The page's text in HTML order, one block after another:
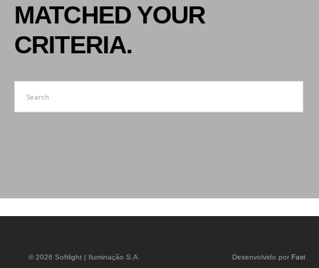
MATCHED YOUR
CRITERIA.
© 2026 Softlight | Iluminação S.A. Desenvolvido porFastluza